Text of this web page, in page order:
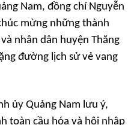
Nam, đồng chí Nguyễn
mừng những thành
nhân dân huyện Thăng
đường lịch sử vẻ vang
ủy Quảng Nam lưu ý,
toàn cầu hóa và hội nhập